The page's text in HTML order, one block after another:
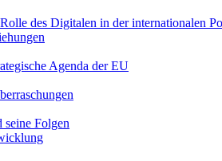
des Digitalen in der internationalen
Agenda der EU
seine Folgen